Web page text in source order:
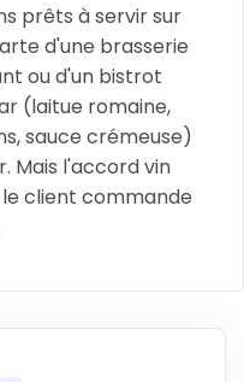
prêts à servir sur
d'une brasserie
ou d'un bistrot
(laitue romaine,
sauce crémeuse)
Mais l'accord vin
client commande